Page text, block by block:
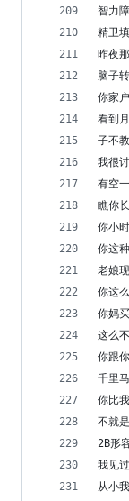
智力
精卫
昨夜
脑子
你家
看到
子不
我很
有空
瞧你
你小
你这
老娘
你这
你妈
这么
你跟
千里
你比
不就
2B形
我见
从小